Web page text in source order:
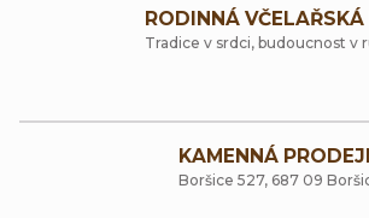
RODINNÁ VČELAŘSKÁ
Tradice v srdci, budoucnost v
KAMENNÁ
Boršice 527, 687 09